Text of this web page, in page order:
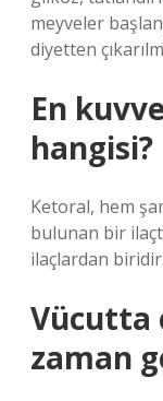
meyveler
diyetten
En
hangisi?
Ketoral, hem
bulunan bir
ilaçlardan biridir.
Vücutta
zaman